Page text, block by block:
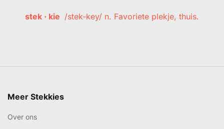
stek · kie /stek-key/ n. Favoriete plekje, thuis.
Meer Stekkies
Over ons